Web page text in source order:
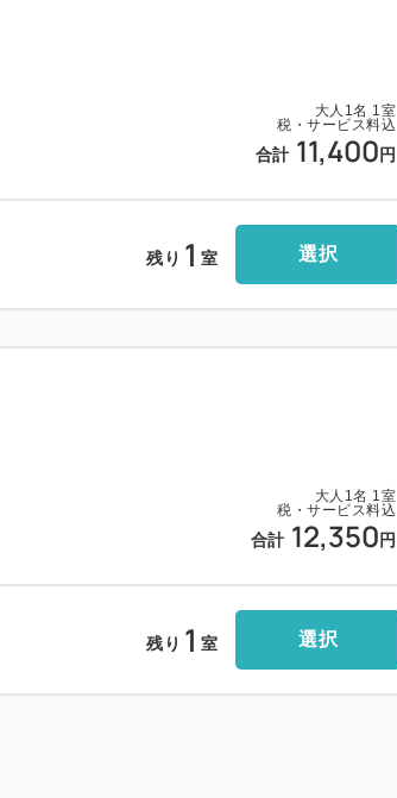
るベーシックなプランです。
大人 1名 1室
税・サービス料込
合計 11,400 円
残り 1 室 選択
大人 1名 1室
税・サービス料込
合計 12,350 円
残り 1 室 選択